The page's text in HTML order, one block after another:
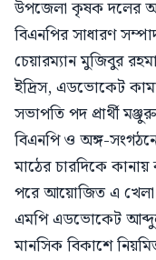
উপজেলা কৃষক দলের
বিএনপির সাধারণ
চেয়ারম্যান মুজিবুর
ইদ্রিস, এডভোকেট
সভাপতি পদ প্রার্থী
বিএনপি ও অঙ্গ-
মাঠের চারদিকে কানায়
পরে আয়োজিত এ খেলা
এমপি এডভোকেট
মানসিক বিকাশে